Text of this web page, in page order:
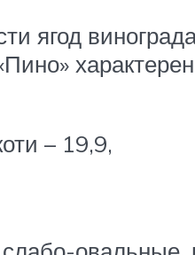
ягод
– 19,9,